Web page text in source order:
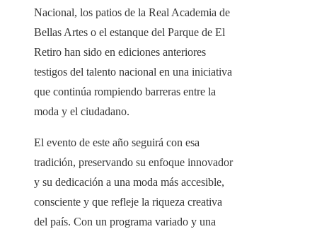
Nacional, los patios de la Real Academia de
Bellas Artes o el estanque del Parque de El
Retiro han sido en ediciones anteriores
testigos del talento nacional en una iniciativa
que continúa rompiendo barreras entre la
moda y el ciudadano.
El evento de este año seguirá con esa
tradición, preservando su enfoque innovador
y su dedicación a una moda más accesible,
consciente y que refleje la riqueza creativa
del país. Con un programa variado y una